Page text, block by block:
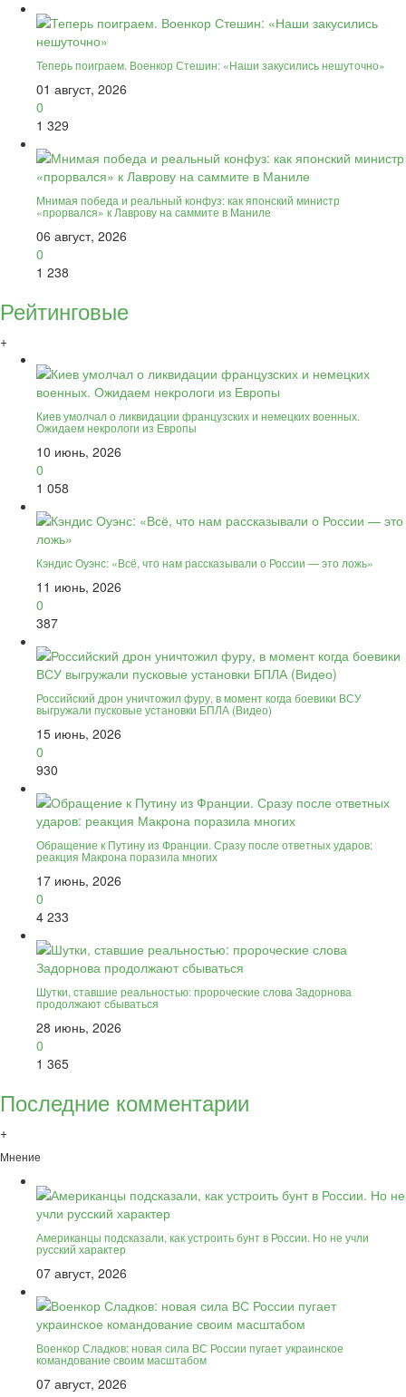
Теперь поиграем. Военкор Стешин: «Наши закусились нешуточно»
01 август, 2026
0
1 329
Мнимая победа и реальный конфуз: как японский министр
«прорвался» к Лаврову на саммите в Маниле
06 август, 2026
0
1 238
Рейтинговые
+
Киев умолчал о ликвидации французских и немецких военных.
Ожидаем некрологи из Европы
10 июнь, 2026
0
1 058
Кэндис Оуэнс: «Всё, что нам рассказывали о России — это ложь»
11 июнь, 2026
0
387
Российский дрон уничтожил фуру, в момент когда боевики ВСУ
выгружали пусковые установки БПЛА (Видео)
15 июнь, 2026
0
930
Обращение к Путину из Франции. Сразу после ответных ударов:
реакция Макрона поразила многих
17 июнь, 2026
0
4 233
Шутки, ставшие реальностью: пророческие слова Задорнова
продолжают сбываться
28 июнь, 2026
0
1 365
Последние комментарии
+
Мнение
Американцы подсказали, как устроить бунт в России. Но не учли
русский характер
07 август, 2026
Военкор Сладков: новая сила ВС России пугает украинское
командование своим масштабом
07 август, 2026